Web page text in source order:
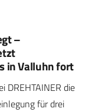
–
in Valluhn fort
DREHTAINER die
für drei